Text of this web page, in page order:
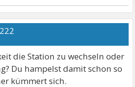
die Station zu wechseln oder
Du hampelst damit schon so
kümmert sich.